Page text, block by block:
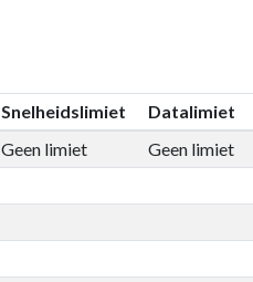
Snelheidslimiet Datalimiet
Geen limiet Geen limiet